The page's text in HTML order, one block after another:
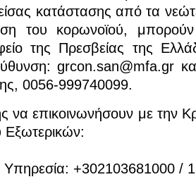
κατάστασης από τα
του κορωνοϊού,
της Πρεσβείας της
grcon.san@mfa.gr
0056-999740099.
να επικοινωνήσουν με την
Εξωτερικών:
Υπηρεσία: +302103681000 /